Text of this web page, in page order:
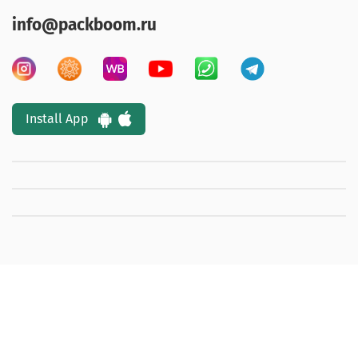
Install App
info@packboom.ru